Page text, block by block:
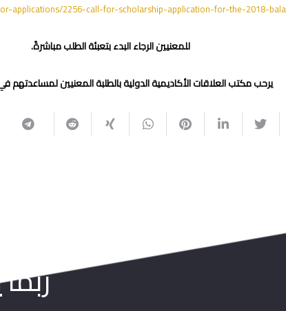
applications/2256-call-for-scholarship-application-for-the-2018-
للمعنيين الرجاء البدء بتعبئة الطلب مباشرةً.
يرحب مكتب العلاقات الأكاديمية الدولية بالطلبة المعنيين لمساعدتهم